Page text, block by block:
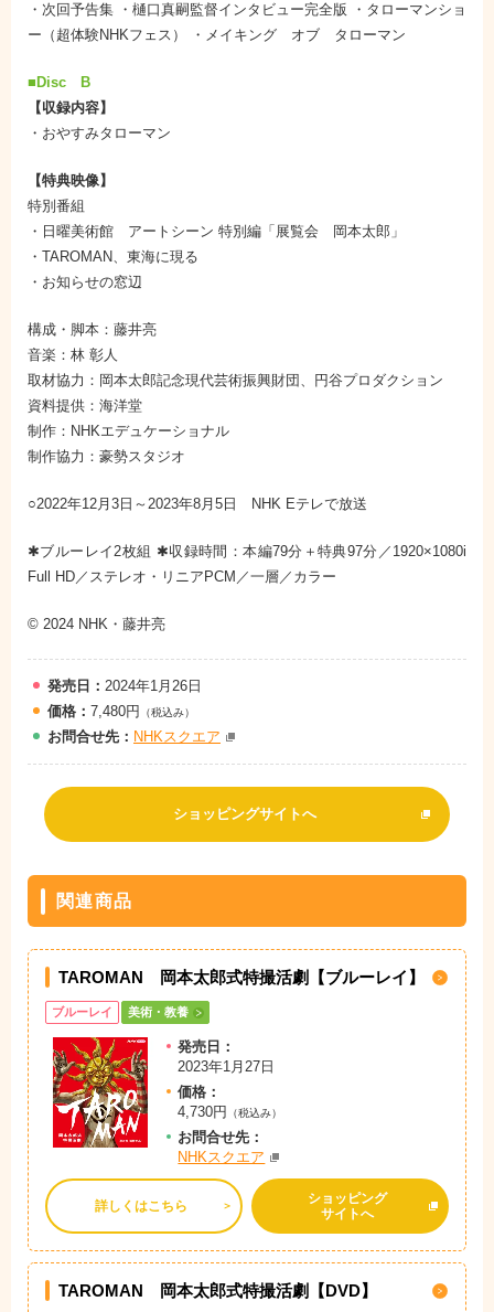
・次回予告集 ・樋口真嗣監督インタビュー完全版 ・タローマンショ
ー（超体験NHKフェス） ・メイキング オブ タローマン
■Disc B
【収録内容】
・おやすみタローマン
【特典映像】
特別番組
・日曜美術館 アートシーン 特別編「展覧会 岡本太郎」
・TAROMAN、東海に現る
・お知らせの窓辺
構成・脚本：藤井亮
音楽：林 彰人
取材協力：岡本太郎記念現代芸術振興財団、円谷プロダクション
資料提供：海洋堂
制作：NHKエデュケーショナル
制作協力：豪勢スタジオ
○2022年12月3日～2023年8月5日 NHK Eテレで放送
✱ブルーレイ2枚組 ✱収録時間：本編79分＋特典97分／1920×1080i
Full HD／ステレオ・リニアPCM／一層／カラー
© 2024 NHK・藤井亮
発売日： 2024年1月26日
価格： 7,480円 （税込み）
お問合せ先： NHKスクエア
ショッピングサイトへ
関連商品
TAROMAN 岡本太郎式特撮活劇【ブルーレイ】
ブルーレイ 美術・教養
発売日：
2023年1月27日
価格：
4,730円
（税込み）
お問合せ先：
NHKスクエア
詳しくはこちら
ショッピング
サイトへ
TAROMAN 岡本太郎式特撮活劇【DVD】